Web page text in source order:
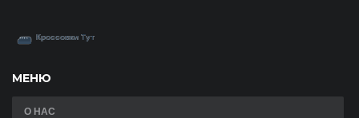
МЕНЮ
О НАС